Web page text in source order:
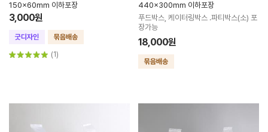
150x60mm 이하포장
3,000원
(1)
440x300mm 이하포장
푸드박스, 케이터링박스 .파티박스(소) 포
장가능
18,000원